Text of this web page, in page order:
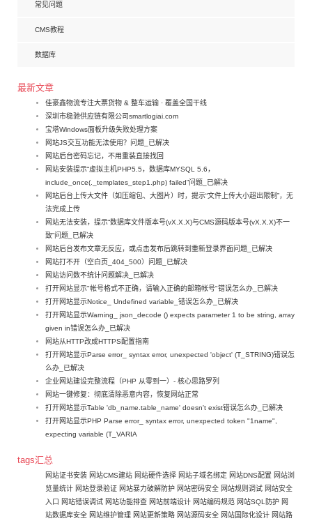
常见问题
CMS教程
数据库
最新文章
佳豪鑫物流专注大票货物 & 整车运输 · 覆盖全国干线
深圳市稳驰供应链有限公司smartlogiai.com
宝塔Windows面板升级失败处理方案
网站JS交互功能无法使用？问题_已解决
网站后台密码忘记，不用重装直接找回
网站安装提示“虚拟主机PHP5.5，数据库MYSQL 5.6，
include_once(._templates_step1.php) failed”问题_已解决
网站后台上传大文件（如压缩包、大图片）时，提示“文件上传大小超出限制”，无
法完成上传
网站无法安装，提示“数据库文件版本号(vX.X.X)与CMS源码版本号(vX.X.X)不一
致”问题_已解决
网站后台发布文章无反应，或点击发布后跳转到重新登录界面问题_已解决
网站打不开（空白页_404_500）问题_已解决
网站访问数不统计问题解决_已解决
打开网站显示"帐号格式不正确，请输入正确的邮箱帐号"错误怎么办_已解决
打开网站显示Notice_ Undefined variable_错误怎么办_已解决
打开网站显示Warning_ json_decode () expects parameter 1 to be string, array
given in错误怎么办_已解决
网站从HTTP改成HTTPS配置指南
打开网站显示Parse error_ syntax error, unexpected 'object' (T_STRING)错误怎
么办_已解决
企业网站建设完整流程（PHP 从零到一）- 核心思路罗列
网站一键修复：彻底清除恶意内容，恢复网站正常
打开网站显示Table 'db_name.table_name' doesn't exist错误怎么办_已解决
打开网站显示PHP Parse error_ syntax error, unexpected token "1name",
expecting variable (T_VARIA
tags汇总
网站证书安装 网站CMS建站 网站硬件选择 网站子域名绑定 网站DNS配置 网站浏
览量统计 网站登录验证 网站暴力破解防护 网站密码安全 网站规则调试 网站安全
入口 网站错误调试 网站功能排查 网站前端设计 网站编码规范 网站SQL防护 网
站数据库安全 网站维护管理 网站更新策略 网站源码安全 网站国际化设计 网站路